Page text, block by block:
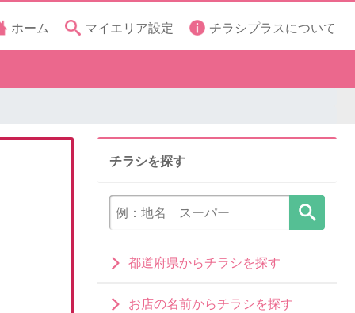
ホーム マイエリア設定 チラシプラスについて
チラシを探す
都道府県からチラシを探す
お店の名前からチラシを探す